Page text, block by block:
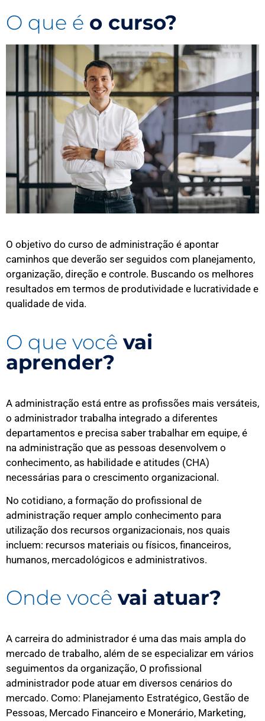
O que é o curso?
O objetivo do curso de administração é apontar
caminhos que deverão ser seguidos com planejamento,
organização, direção e controle. Buscando os melhores
resultados em termos de produtividade e lucratividade e
qualidade de vida.
O que você vai
aprender?
A administração está entre as profissões mais versáteis,
o administrador trabalha integrado a diferentes
departamentos e precisa saber trabalhar em equipe, é
na administração que as pessoas desenvolvem o
conhecimento, as habilidade e atitudes (CHA)
necessárias para o crescimento organizacional.
No cotidiano, a formação do profissional de
administração requer amplo conhecimento para
utilização dos recursos organizacionais, nos quais
incluem: recursos materiais ou físicos, financeiros,
humanos, mercadológicos e administrativos.
Onde você vai atuar?
A carreira do administrador é uma das mais ampla do
mercado de trabalho, além de se especializar em vários
seguimentos da organização, O profissional
administrador pode atuar em diversos cenários do
mercado. Como: Planejamento Estratégico, Gestão de
Pessoas, Mercado Financeiro e Monerário, Marketing,